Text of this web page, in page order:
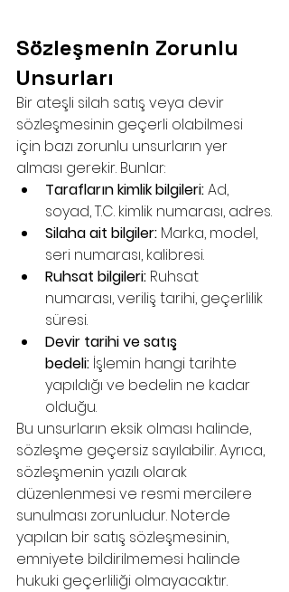
Sözleşmenin Zorunlu
Unsurları
Bir ateşli silah satış veya devir
sözleşmesinin geçerli olabilmesi
için bazı zorunlu unsurların yer
alması gerekir. Bunlar:
Tarafların kimlik bilgileri: Ad,
soyad, T.C. kimlik numarası, adres.
Silaha ait bilgiler: Marka, model,
seri numarası, kalibresi.
Ruhsat bilgileri: Ruhsat
numarası, veriliş tarihi, geçerlilik
süresi.
Devir tarihi ve satış
bedeli: İşlemin hangi tarihte
yapıldığı ve bedelin ne kadar
olduğu.
Bu unsurların eksik olması halinde,
sözleşme geçersiz sayılabilir. Ayrıca,
sözleşmenin yazılı olarak
düzenlenmesi ve resmi mercilere
sunulması zorunludur. Noterde
yapılan bir satış sözleşmesinin,
emniyete bildirilmemesi halinde
hukuki geçerliliği olmayacaktır.